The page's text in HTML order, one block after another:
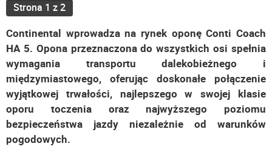
Strona 1 z 2
Continental wprowadza na rynek oponę Conti Coach
HA 5. Opona przeznaczona do wszystkich osi spełnia
wymagania transportu dalekobieżnego i
międzymiastowego, oferując doskonałe połączenie
wyjątkowej trwałości, najlepszego w swojej klasie
oporu toczenia oraz najwyższego poziomu
bezpieczeństwa jazdy niezależnie od warunków
pogodowych.